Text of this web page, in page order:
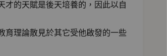
才的天賦是後天培養的，因此以自
育理論散見於其它受他啟發的一些